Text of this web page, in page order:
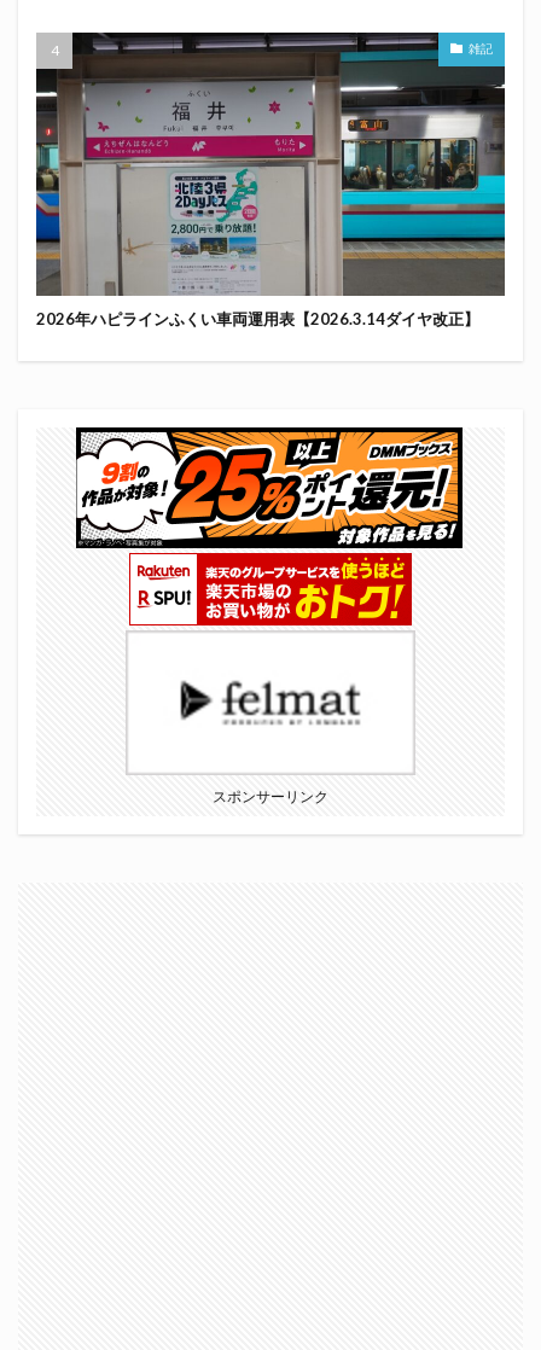
雑記
2026年ハピラインふくい車両運用表【2026.3.14ダイヤ改正】
スポンサーリンク